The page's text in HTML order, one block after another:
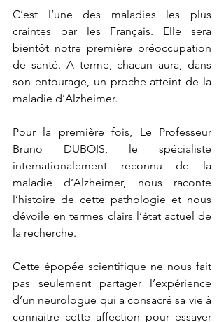
C’est l’une des maladies les plus
craintes par les Français. Elle sera
bientôt notre première préoccupation
de santé. A terme, chacun aura, dans
son entourage, un proche atteint de la
maladie d’Alzheimer.
Pour la première fois, Le Professeur
Bruno DUBOIS, le spécialiste
internationalement reconnu de la
maladie d’Alzheimer, nous raconte
l’histoire de cette pathologie et nous
dévoile en termes clairs l’état actuel de
la recherche.
Cette épopée scientifique ne nous fait
pas seulement partager l’expérience
d’un neurologue qui a consacré sa vie à
connaitre cette affection pour essayer